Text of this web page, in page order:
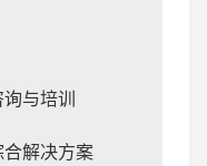
与培训
解决方案